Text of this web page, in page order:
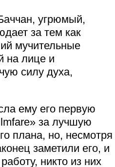
угрюмый,
за тем как
мучительные
на лице и
силу духа,
ему его первую
за лучшую
плана, но, несмотря
заметили его, и
никто из них